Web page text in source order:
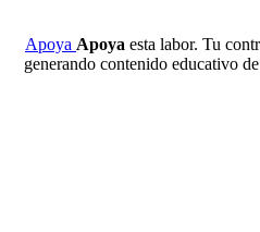
Apoya Apoya esta labor. Tu
generando contenido educativo